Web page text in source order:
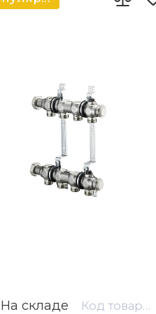
На складе Код товара: 1407159